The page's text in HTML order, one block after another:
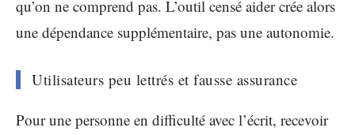
qu’on ne comprend pas. L’outil censé aider crée alors
une dépendance supplémentaire, pas une autonomie.
Utilisateurs peu lettrés et fausse assurance
Pour une personne en difficulté avec l’écrit, recevoir